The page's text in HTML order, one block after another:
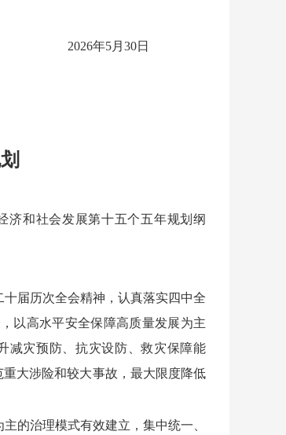
2026年5月30日
济和社会发展第十五个五年规划纲
届历次全会精神，认真落实四中全
以高水平安全保障高质量发展为主
减灾预防、抗灾设防、救灾保障能
大涉险和较大事故，最大限度降低
的治理模式有效建立，集中统一、